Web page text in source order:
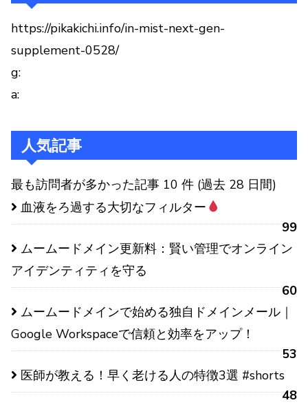
https://pikakichi.info/in-mist-next-gen-
supplement-0528/
g:
a:
人気記事
最も訪問者が多かった記事 10 件 (過去 28 日間)
血液をろ過する大切なフィルター
99
ムームードメイン更新料：賢い管理でオンライン
アイデンティティを守る
60
ムームードメインで始める独自ドメインメール｜
Google Workspaceで信頼と効率をアップ！
53
医師が教える！早く老ける人の特徴3選 #shorts
48